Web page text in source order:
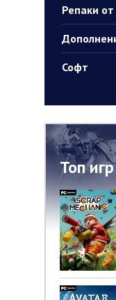
Репаки
Софт
Топ игр